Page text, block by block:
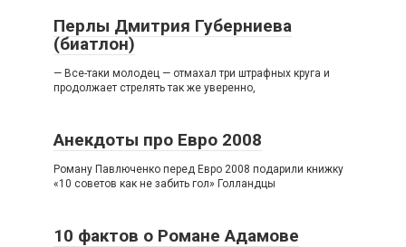
Перлы Дмитрия Губерниева
(биатлон)
— Все-таки молодец — отмахал три штрафных круга и
продолжает стрелять так же уверенно,
Анекдоты про Евро 2008
Роману Павлюченко перед Евро 2008 подарили книжку
«10 советов как не забить гол» Голландцы
10 фактов о Романе Адамове